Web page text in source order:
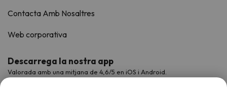
Contacta Amb Nosaltres
Web corporativa
Descarrega la nostra app
Valorada amb una mitjana de 4,6/5 en iOS i Android.